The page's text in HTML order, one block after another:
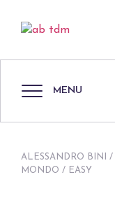
MENU
ALESSANDRO BINI /
MONDO / EASY